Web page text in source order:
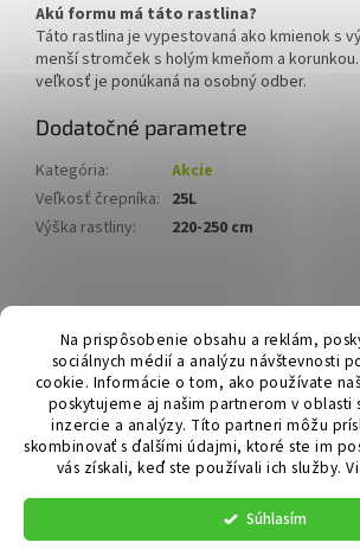
Na prispôsobenie obsahu a reklám,
sociálnych médií a analýzu návštevnosti
cookie. Informácie o tom, ako používate
poskytujeme aj našim partnerom v oblasti
inzercie a analýzy. Títo partneri môžu
skombinovať s ďalšími údajmi, ktoré ste im
vás získali, keď ste používali ich služby.
Súhlasím
Akú formu má táto rastlina?
Táto rastlina je vypestovaná ako kmienok s
menší stromček s holým kmeňom a
veľkosť je ponúkaná na osobný odber.
Dodatočné parametre
Kategória:
Akcie
Veľkosť črepníka: 25L
Výška rastliny: 220-250 cm
á
Hurmikaki.com
Vytvoril Shoptet